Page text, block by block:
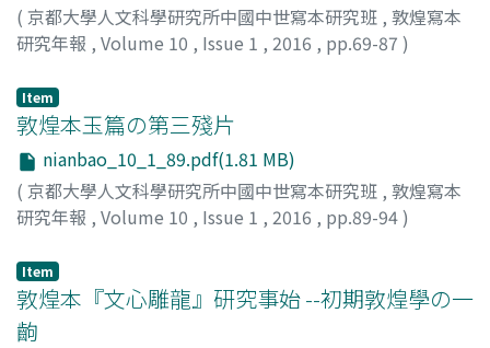
( 京都大學人文科學研究所中國中世寫本研究班 , 敦煌寫本
研究年報 , Volume 10 , Issue 1 , 2016 , pp.69-87 )
Item
敦煌本玉篇の第三殘片
nianbao_10_1_89.pdf(1.81 MB)
( 京都大學人文科學研究所中國中世寫本研究班 , 敦煌寫本
研究年報 , Volume 10 , Issue 1 , 2016 , pp.89-94)
Item
敦煌本『文心雕龍』研究事始 --初期敦煌學の一
齣